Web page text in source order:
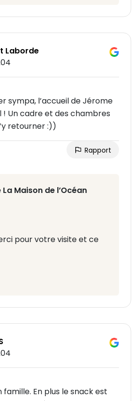
Laborde
sympa, l’accueil de Jérome
Un cadre et des chambres
retourner :))
Rapport
Maison de l’Océan
pour votre visite et ce
famille. En plus le snack est